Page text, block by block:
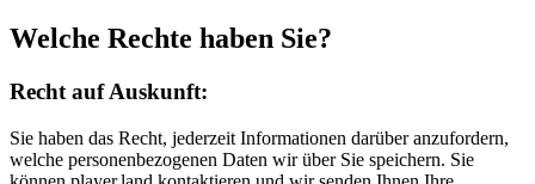
Welche Rechte haben Sie?
Recht auf Auskunft:
Sie haben das Recht, jederzeit Informationen darüber anzufordern,
welche personenbezogenen Daten wir über Sie speichern. Sie